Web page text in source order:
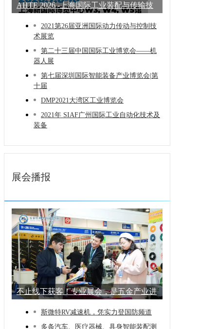
AHTE 2026 -上海国际工业装配与传输技
2021第26届亚洲国际动力传动与控制技
术展览
第二十三届中国国际工业博览会——机
器人展
第七届深圳国际智能装备产业博览会|第
十届
DMP2021大湾区工业博览会
2021年 SIAF广州国际工业自动化技术及
装备
展会播报
不止线下获客！专业展会，是五金产业进
斯微特RV减速机，凭实力登国防频道
多条汽车、医疗器械、具身智能装配测